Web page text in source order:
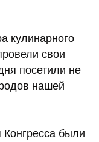
кулинарного
свои
посетили не
нашей
были